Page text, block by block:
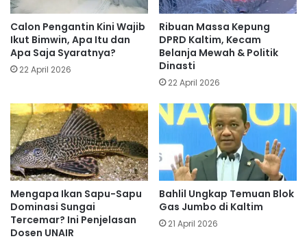
Calon Pengantin Kini Wajib
Ikut Bimwin, Apa Itu dan
Apa Saja Syaratnya?
22 April 2026
Ribuan Massa Kepung
DPRD Kaltim, Kecam
Belanja Mewah & Politik
Dinasti
22 April 2026
Mengapa Ikan Sapu-Sapu
Dominasi Sungai
Tercemar? Ini Penjelasan
Dosen UNAIR
Bahlil Ungkap Temuan Blok
Gas Jumbo di Kaltim
21 April 2026